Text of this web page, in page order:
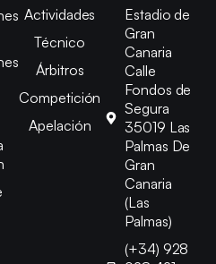
Actividades
Técnico
Árbitros
Competición
Apelación
Estadio de
Gran
Canaria
Calle
Fondos de
Segura
35019 Las
Palmas De
Gran
Canaria
(Las
Palmas)
(+34) 928